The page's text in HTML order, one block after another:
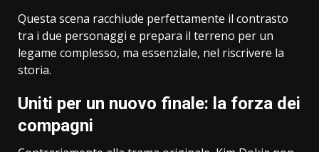
Questa scena racchiude perfettamente il contrasto
tra i due personaggi e prepara il terreno per un
legame complesso, ma essenziale, nel riscrivere la
storia.
Uniti per un nuovo finale: la forza dei
compagni